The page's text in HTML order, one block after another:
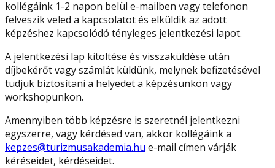
kollégáink 1-2 napon belül e-mailben vagy telefonon
felveszik veled a kapcsolatot és elküldik az adott
képzéshez kapcsolódó tényleges jelentkezési lapot.
A jelentkezési lap kitöltése és visszaküldése után
díjbekérőt vagy számlát küldünk, melynek befizetésével
tudjuk biztosítani a helyedet a képzésünkön vagy
workshopunkon.
Amennyiben több képzésre is szeretnél jelentkezni
egyszerre, vagy kérdésed van, akkor kollégáink a
kepzes@turizmusakademia.hu e-mail címen várják
kéréseidet, kérdéseidet.